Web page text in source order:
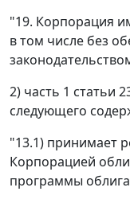
"19. Корпорация
в том числе без
2) часть 1 статьи
следующего
"13.1) принимает
Корпорацией
программы